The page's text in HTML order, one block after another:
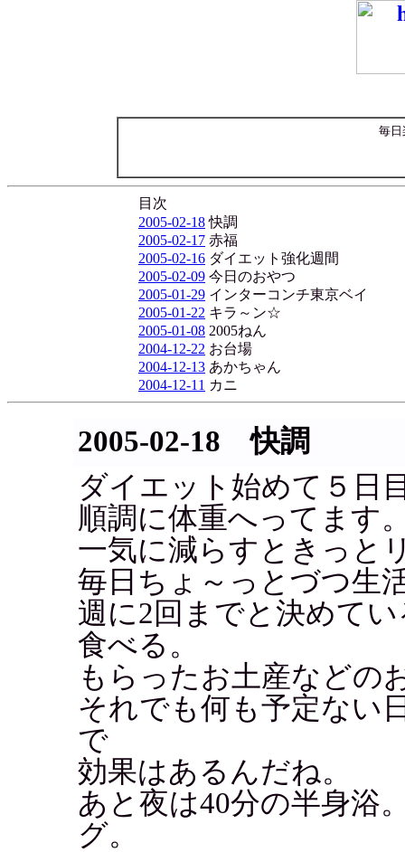
毎日
目次
2005-02-18快調
2005-02-17 赤福
2005-02-16 ダイエット強化週間
2005-02-09 今日のおやつ
2005-01-29 インターコンチ東京ベイ
2005-01-22 キラ～ン☆
2005-01-08 2005ねん
2004-12-22 お台場
2004-12-13 あかちゃん
2004-12-11 カニ
2005-02-18 快調
ダイエット始めて５日
順調に体重へってます
一気に減らすときっと
毎日ちょ～っとづつ生
週に2回までと決めて
食べる。
もらったお土産などの
それでも何も予定ない
で
効果はあるんだね。
あと夜は40分の半身浴
グ。